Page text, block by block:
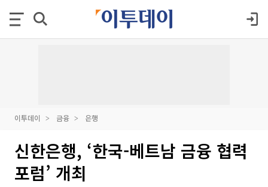
이투데이 금융 은행
신한은행, ‘한국-베트남 금융 협력
포럼’ 개최